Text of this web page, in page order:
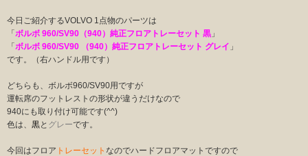
今日ご紹介するVOLVO 1点物のパーツは
「 ボルボ 960/SV90（940）純正フロアトレーセット 黒 」
「 ボルボ 960/SV90 （940）純正フロアトレーセット グレイ 」
です。（右ハンドル用です）
どちらも、ボルボ960/SV90用ですが
運転席のフットレストの形状が違うだけなので
940にも取り付け可能です(^^)
色は、 黒と グレーです。
今回はフロア トレーセット なのでハードフロアマットですので